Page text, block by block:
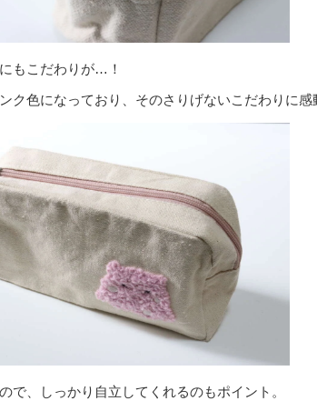
もこだわりが…！
ク色になっており、そのさりげないこだわりに感
で、しっかり自立してくれるのもポイント。